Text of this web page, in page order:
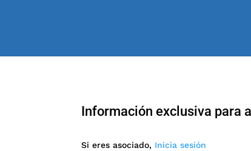
Información exclusiva para
Si eres asociado, Inicia sesión